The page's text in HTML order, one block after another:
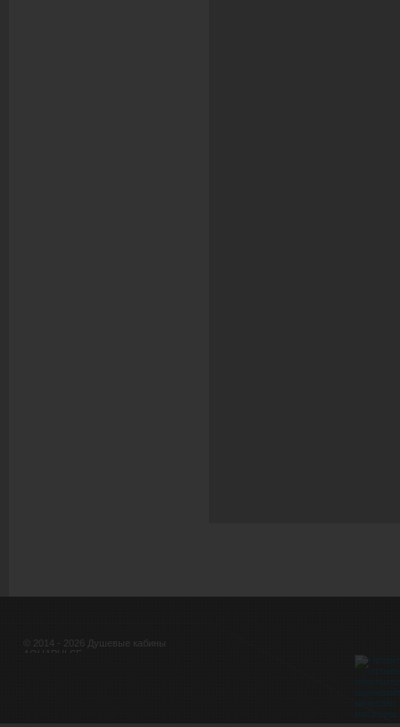
© 2014 - 2026 Душевые кабины
AQUAPULSE